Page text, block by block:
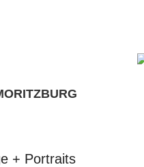
+ Portraits